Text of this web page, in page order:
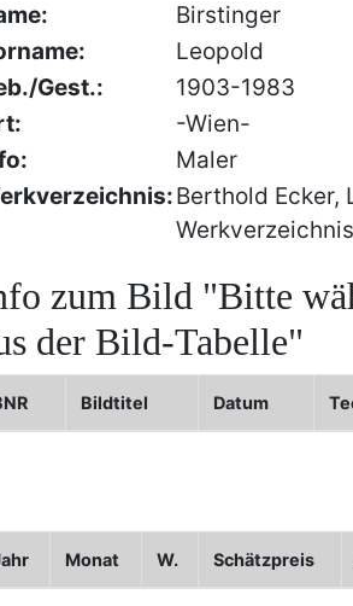
47x61
Birstinger
Leopold
Gest.:
1903-1983
-Wien-
Maler
Berthold Ecker,
Werkverzeichnis
zum Bild "Bitte
der Bild-Tabelle"
Bildtitel Datum
Monat W. Schätzpreis